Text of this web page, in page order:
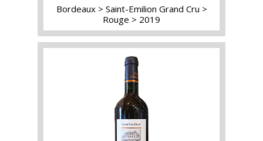
Bordeaux
Saint-Emilion Grand Cru
Rouge
2019